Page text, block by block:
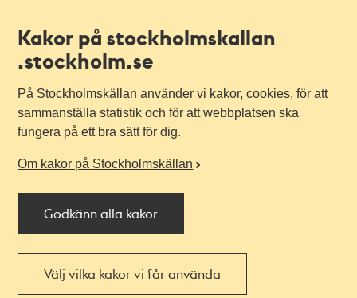
Kakor på stockholmskallan
.stockholm.se
På Stockholmskällan använder vi kakor, cookies, för att
sammanställa statistik och för att webbplatsen ska
fungera på ett bra sätt för dig.
Om kakor på Stockholmskällan
Godkänn alla kakor
Välj vilka kakor vi får använda